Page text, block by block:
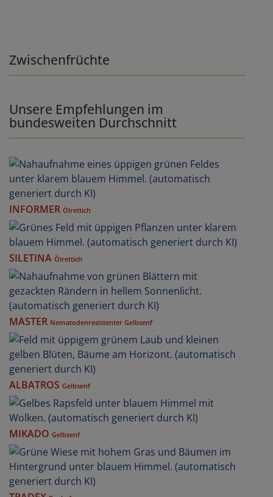
Zwischenfrüchte
Unsere Empfehlungen im
bundesweiten Durchschnitt
INFORMER Ölrettich
SILETINA Ölrettich
MASTER Nematodenresistenter Gelbsenf
ALBATROS Gelbsenf
MIKADO Gelbsenf